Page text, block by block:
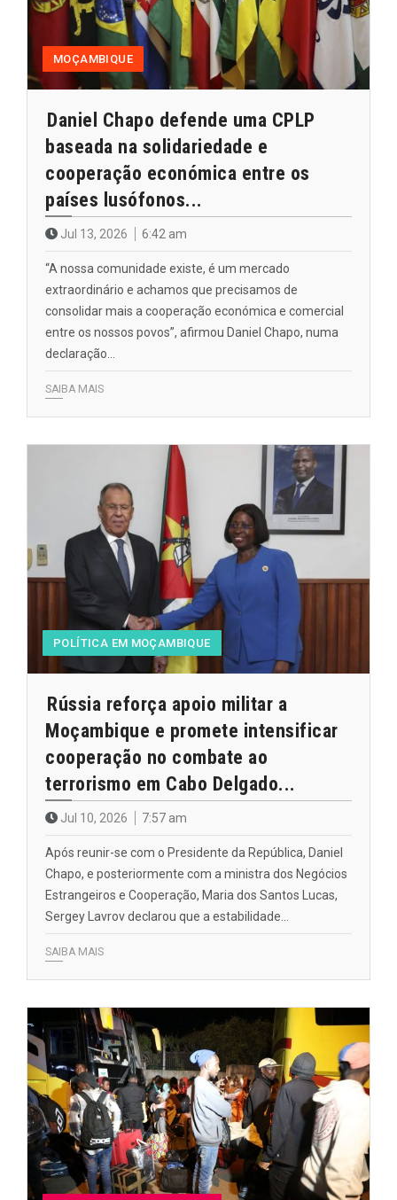
MOÇAMBIQUE
Daniel Chapo defende uma CPLP
baseada na solidariedade e
cooperação económica entre os
países lusófonos...
Jul 13, 2026 6:42 am
“A nossa comunidade existe, é um mercado
extraordinário e achamos que precisamos de
consolidar mais a cooperação económica e comercial
entre os nossos povos”, afirmou Daniel Chapo, numa
declaração…
SAIBA MAIS
POLÍTICA EM MOÇAMBIQUE
Rússia reforça apoio militar a
Moçambique e promete intensificar
cooperação no combate ao
terrorismo em Cabo Delgado...
Jul 10, 2026 7:57 am
Após reunir-se com o Presidente da República, Daniel
Chapo, e posteriormente com a ministra dos Negócios
Estrangeiros e Cooperação, Maria dos Santos Lucas,
Sergey Lavrov declarou que a estabilidade…
SAIBA MAIS